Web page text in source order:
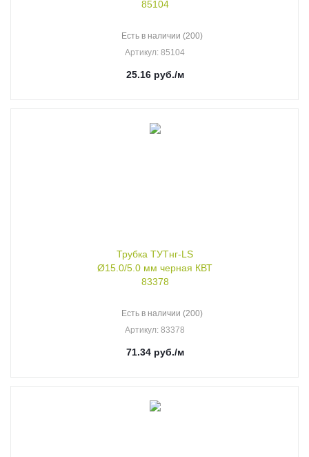
85104
Есть в наличии (200)
Артикул: 85104
25.16руб./м
Трубка ТУТнг-LS
Ø15.0/5.0 мм черная КВТ
83378
Есть в наличии (200)
Артикул: 83378
71.34руб./м